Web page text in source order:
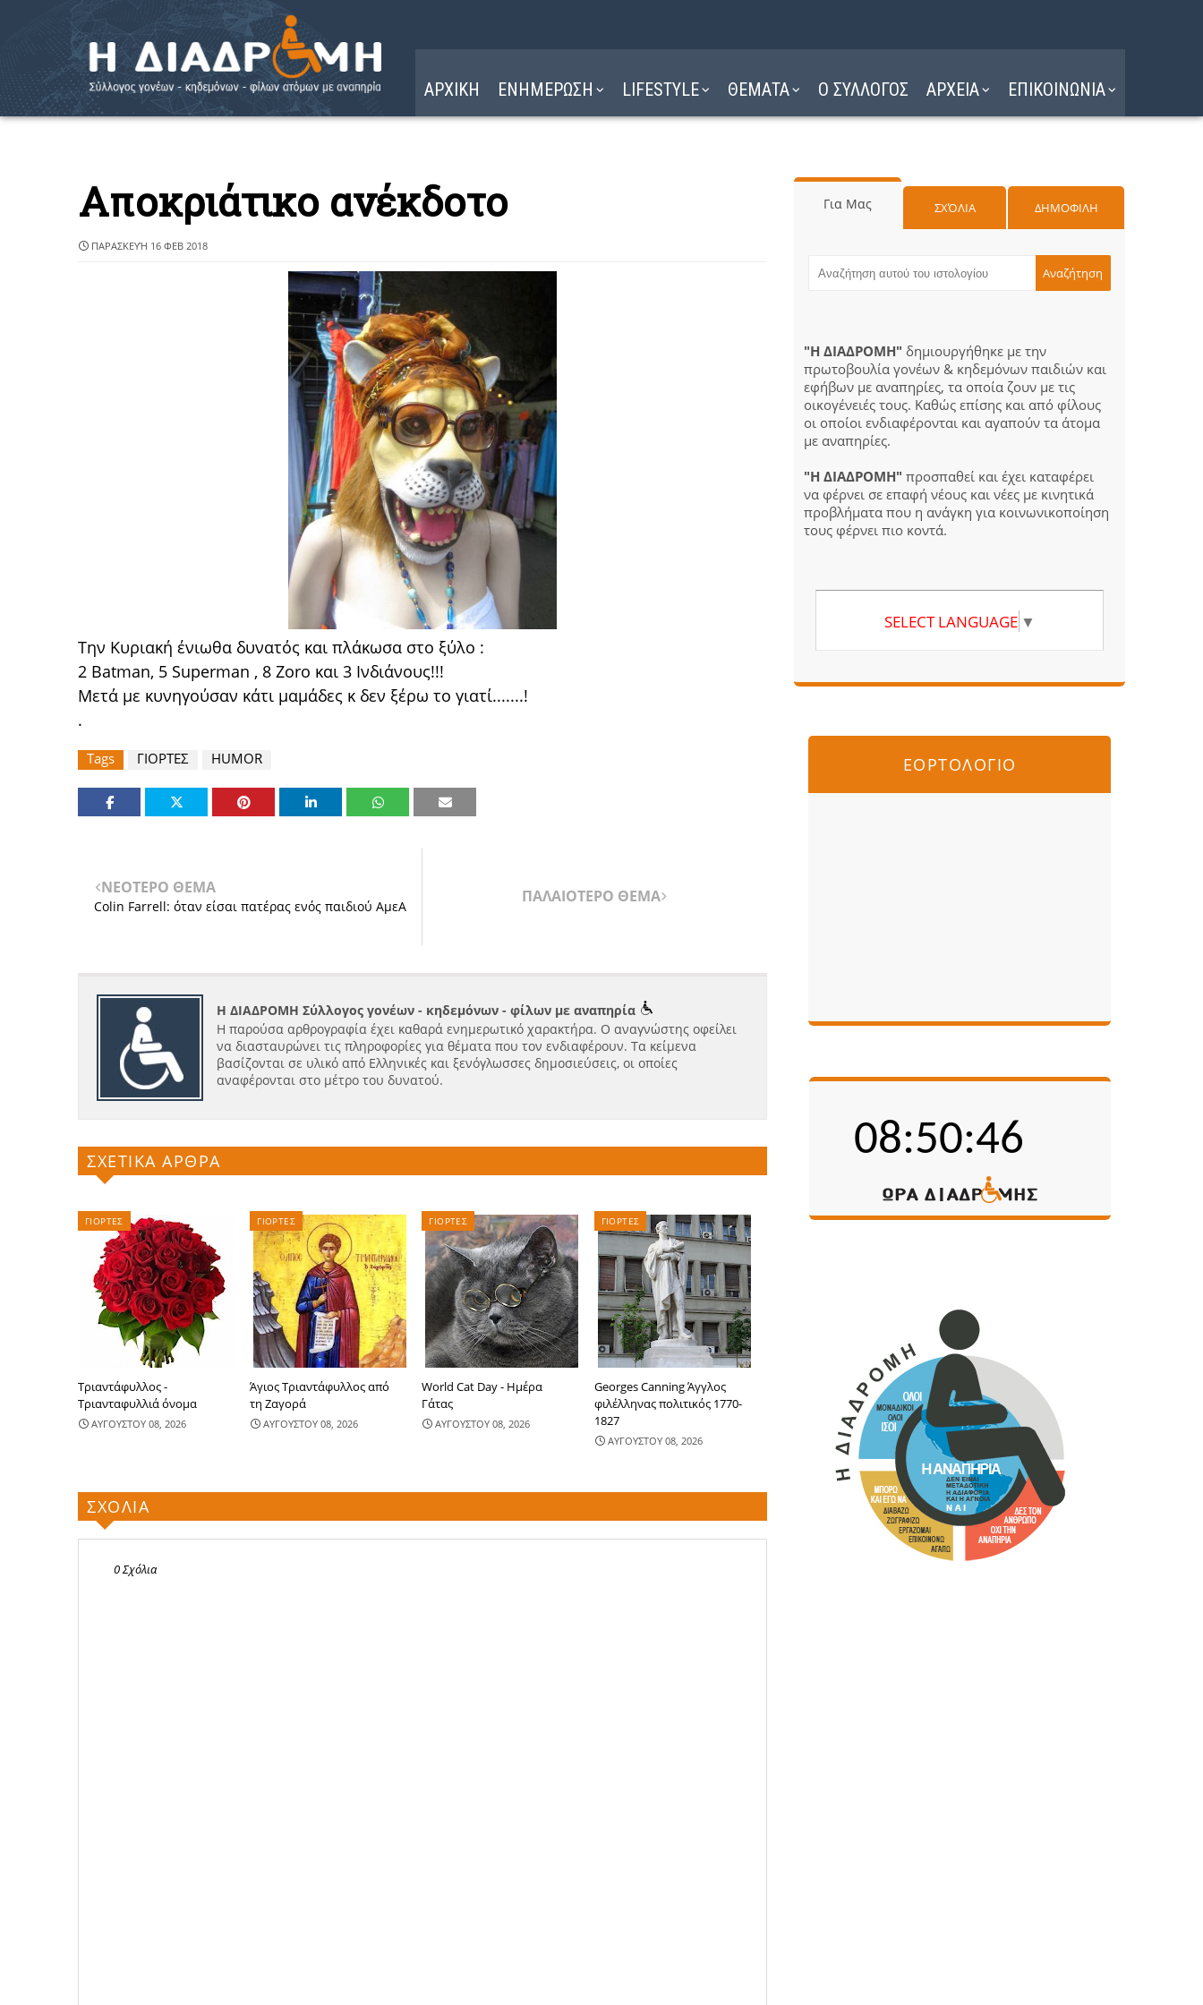
ΑΡΧΙΚΗ ΕΝΗΜΕΡΩΣΗ LIFESTYLE ΘΕΜΑΤΑ Ο ΣΥΛΛΟΓΟΣ ΑΡΧΕΙΑ ΕΠΙΚΟΙΝΩΝΙΑ
Αποκριάτικο ανέκδοτο
ΠΑΡΑΣΚΕΥΉ 16 ΦΕΒ 2018
Την Κυριακή ένιωθα δυνατός και πλάκωσα στο ξύλο :
2 Βatman, 5 Superman , 8 Ζoro και 3 Ινδιάνους!!!
Μετά με κυνηγούσαν κάτι μαμάδες κ δεν ξέρω το γιατί.......!
.
Tags ΓΙΟΡΤΕΣ HUMOR
ΝΕΟΤΕΡΟ ΘΕΜΑ
Colin Farrell: όταν είσαι πατέρας ενός παιδιού ΑμεΑ
ΠΑΛΑΙΟΤΕΡΟ ΘΕΜΑ
Η ΔΙΑΔΡΟΜΗ Σύλλογος γονέων - κηδεμόνων - φίλων με αναπηρία
Η παρούσα αρθρογραφία έχει καθαρά ενημερωτικό χαρακτήρα. Ο αναγνώστης οφείλει
να διασταυρώνει τις πληροφορίες για θέματα που τον ενδιαφέρουν. Τα κείμενα
βασίζονται σε υλικό από Ελληνικές και ξενόγλωσσες δημοσιεύσεις, οι οποίες
αναφέρονται στο μέτρο του δυνατού.
ΣΧΕΤΙΚΑ ΑΡΘΡΑ
ΓΙΟΡΤΕΣ
Τριαντάφυλλος -
Τριανταφυλλιά όνομα
ΑΥΓΟΥΣΤΟΥ 08, 2026
ΓΙΟΡΤΕΣ
Άγιος Τριαντάφυλλος από
τη Ζαγορά
ΑΥΓΟΥΣΤΟΥ 08, 2026
ΓΙΟΡΤΕΣ
World Cat Day - Ημέρα
Γάτας
ΑΥΓΟΥΣΤΟΥ 08, 2026
ΓΙΟΡΤΕΣ
Georges Canning Άγγλος
φιλέλληνας πολιτικός 1770-
1827
ΑΥΓΟΥΣΤΟΥ 08, 2026
ΣΧΟΛΙΑ
0 Σχόλια
Για Μας ΣΧΌΛΙΑ ΔΗΜΟΦΙΛΗ
"Η ΔΙΑΔΡΟΜΗ" δημιουργήθηκε με την
πρωτοβουλία γονέων & κηδεμόνων παιδιών και
εφήβων με αναπηρίες, τα οποία ζουν με τις
οικογένειές τους. Καθώς επίσης και από φίλους
οι οποίοι ενδιαφέρονται και αγαπούν τα άτομα
με αναπηρίες.
"Η ΔΙΑΔΡΟΜΗ" προσπαθεί και έχει καταφέρει
να φέρνει σε επαφή νέους και νέες με κινητικά
προβλήματα που η ανάγκη για κοινωνικοποίηση
τους φέρνει πιο κοντά.
SELECT LANGUAGE ▼
ΕΟΡΤΟΛΟΓΙΟ